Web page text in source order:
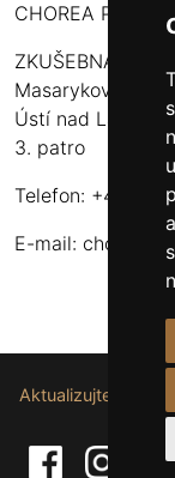
CHOREA PUERI
ZKUŠEBNA:
Masarykova 316
Ústí nad Labem
3. patro
Telefon: +420
E-mail:
Aktualizujte